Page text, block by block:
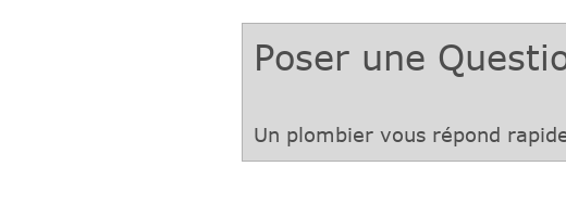
Poser une
Un plombier vous répond